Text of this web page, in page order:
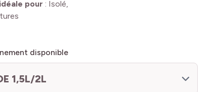
pour : Isolé,
disponible
1,5L/2L